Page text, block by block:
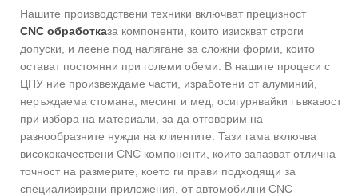
Нашите производствени техники включват прецизност
CNC обработказа компоненти, които изискват строги
допуски, и леене под налягане за сложни форми, които
остават постоянни при големи обеми. В нашите процеси с
ЦПУ ние произвеждаме части, изработени от алуминий,
неръждаема стомана, месинг и мед, осигурявайки гъвкавост
при избора на материали, за да отговорим на
разнообразните нужди на клиентите. Тази гама включва
висококачествени CNC компоненти, които запазват отлична
точност на размерите, което ги прави подходящи за
специализирани приложения, от автомобилни CNC